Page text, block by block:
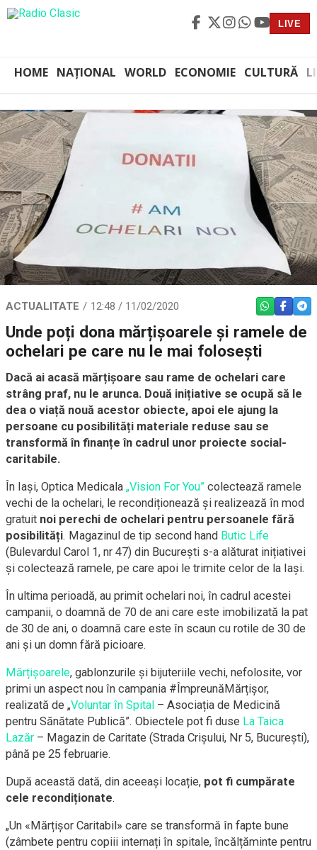
LIVE
HOME NAȚIONAL WORLD ECONOMIE CULTURĂ
ACTUALITATE 12:48 / 11/02/2020 WHATSAPP
Unde poți dona mărțișoarele și ramele de
ochelari pe care nu le mai folosești
Dacă ai acasă mărțișoare sau rame de ochelari care
strâng praf, nu le arunca. Două inițiative se ocupă să le
dea o viață nouă acestor obiecte, apoi ele ajung la
persoane cu posibilități materiale reduse sau se
transformă în finanțe în cadrul unor proiecte social-
caritabile.
În Iași, Optica Medicala „Vision For You” colectează ramele
vechi de la ochelari, le recondiționează și realizează în mod
gratuit noi perechi de ochelari pentru persoanele fără
posibilități. Magazinul de tip second hand Butic Life
(Bulevardul Carol 1, nr 47) din București s-a alăturat inițiativei
și colectează ramele, pe care apoi le trimite celor de la Iași.
În ultima perioadă, au primit ochelari noi, în cadrul acestei
campanii, o doamnă de 70 de ani care este imobilizată la pat
de 30 de ani, o doamnă care este în scaun cu rotile de 30 de
ani și un domn fără picioare.
Mărțișoarele, gablonzurile și bijuteriile vechi, nefolosite, vor
primi un aspect nou în campania #ÎmpreunăMărțișor,
realizată de „Voluntar în Spital – Asociația de Medicină
pentru Sănătate Publică”. Obiectele pot fi duse La Taica
Lazăr – Magazin de Caritate (Strada Crișului, Nr 5, București),
până pe 25 februarie.
După această dată, din aceeași locație, pot fi cumpărate
cele recondiționate.
„Un «Mărțișor Caritabil» care se transformă în fapte bune
(zâmbete pentru copiii internați în spitale, încălțăminte pentru